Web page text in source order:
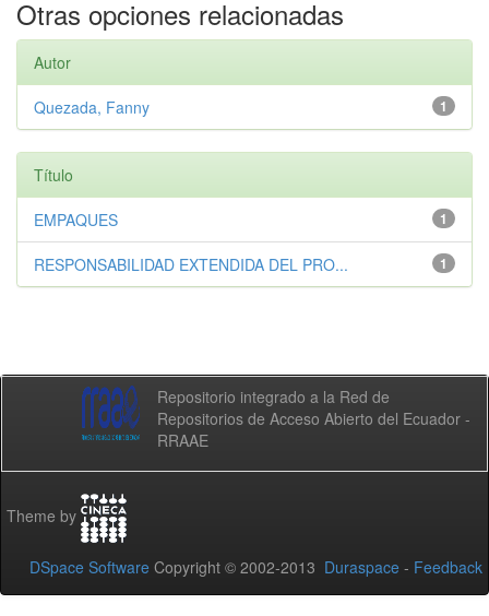
Otras opciones relacionadas
Autor
1
Quezada, Fanny
Título
1
EMPAQUES
1
RESPONSABILIDAD EXTENDIDA DEL PRO...
Repositorio integrado a la Red de
Repositorios de Acceso Abierto del Ecuador -
RRAAE
Theme by
DSpace Software Copyright © 2002-2013 Duraspace - Feedback